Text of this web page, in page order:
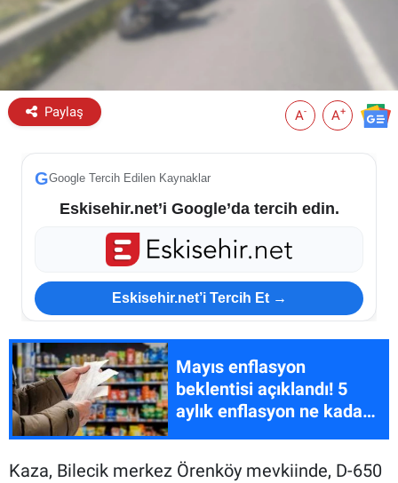
Paylaş A- A+
GGoogle Tercih Edilen Kaynaklar
Eskisehir.net’i Google’da tercih edin.
Eskisehir.net’i Tercih Et →
Mayıs enflasyon
beklentisi açıklandı! 5
aylık enflasyon ne kadar
Kaza, Bilecik merkez Örenköy mevkiinde, D-650
Eskişehir Otobüs Saatleri